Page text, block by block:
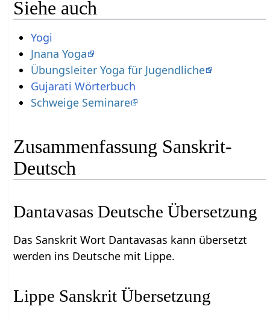
Siehe auch
Yogi
Jnana Yoga
Übungsleiter Yoga für Jugendliche
Gujarati Wörterbuch
Schweige Seminare
Zusammenfassung Sanskrit-
Deutsch
Dantavasas Deutsche Übersetzung
Das Sanskrit Wort Dantavasas kann übersetzt
werden ins Deutsche mit Lippe.
Lippe Sanskrit Übersetzung